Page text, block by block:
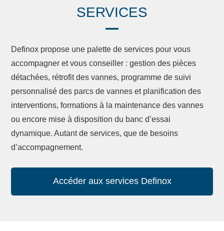
SERVICES
Definox propose une palette de services pour vous
accompagner et vous conseiller : gestion des pièces
détachées, rétrofit des vannes, programme de suivi
personnalisé des parcs de vannes et planification des
interventions, formations à la maintenance des vannes
ou encore mise à disposition du banc d’essai
dynamique. Autant de services, que de besoins
d’accompagnement.
Accéder aux services Definox